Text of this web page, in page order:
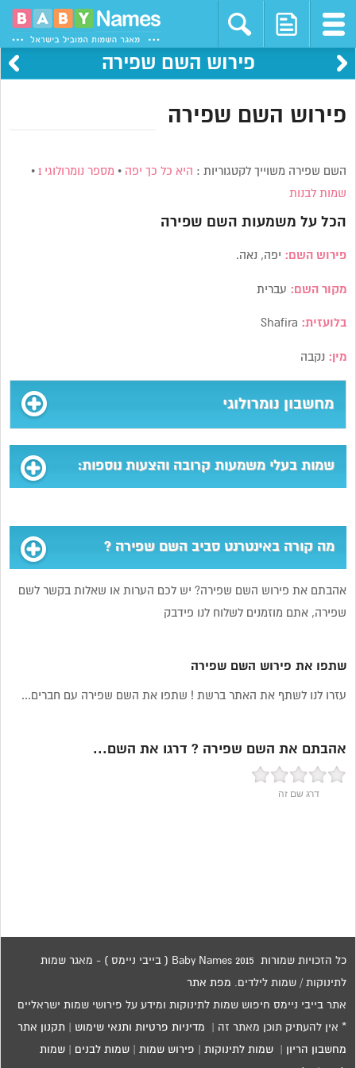
פירוש השם שפירה
פירוש השם שפירה
השם שפירה משוייך לקטגוריות : היא כל כך יפה • מספר נומרולוגי 1 •
שמות לבנות
הכל על משמעות השם שפירה
פירוש השם: יפה, נאה.
מקור השם: עברית
בלועזית:
מין: נקבה
מחשבון נומרולוגי
שמות בעלי משמעות קרובה והצעות נוספות:
מה קורה באינטרנט סביב השם שפירה ?
אהבתם את פירוש השם שפירה? יש לכם הערות או שאלות בקשר לשם
שפירה, אתם מוזמנים לשלוח לנו פידבק
שתפו את פירוש השם שפירה
עזרו לנו לשתף את האתר ברשת ! שתפו את השם שפירה עם חברים...
אהבתם את השם שפירה ? דרגו את השם...
דרג שם זה
כל הזכויות שמורות 2015 Baby Names ( בייבי ניימס ) - מאגר שמות
לתינוקות / שמות לילדים. מפת אתר
אתר בייבי ניימס חיפוש שמות לתינוקות ומידע על פירושי שמות ישראליים
* אין להעתיק תוכן מאתר זה | מדיניות פרטיות ותנאי שימוש תקנון אתר
מחשבון הריון |שמות לתינוקות פירוש שמות |שמות לבנים |שמות